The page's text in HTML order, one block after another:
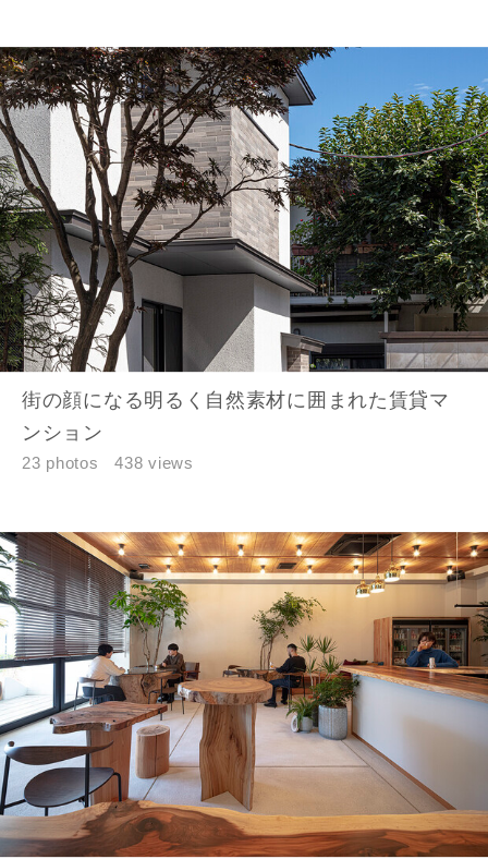
街の顔になる明るく自然素材に囲まれた賃貸マ
ンション
23 photos 438 views
市区町村
町名
番地、建物名
建築予定地
希望の予算
万円〜 万円
完成希望時期
専門家の都合により、資料の送付が遅くなったり、送付
閉じる